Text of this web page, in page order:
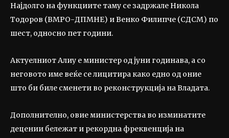
Најдолго на функциите таму се задржале Никола
Тодоров (ВМРО-ДПМНЕ) и Венко Филипче (СДСМ) по
шест, односно пет години.
Актуелниот Алиу е министер од јуни годинава, а со
неговото име веќе се лицитира како едно од оние
што би биле сменети во реконструкција на Владата.
Дополнително, овие министерства во изминатите
децении бележат и рекордна фреквенција на